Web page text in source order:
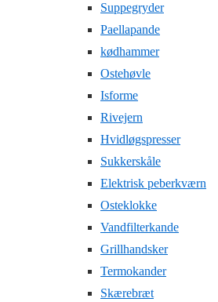
Suppegryder
Paellapande
kødhammer
Ostehøvle
Isforme
Rivejern
Hvidløgspresser
Sukkerskåle
Elektrisk peberkværn
Osteklokke
Vandfilterkande
Grillhandsker
Termokander
Skærebræt